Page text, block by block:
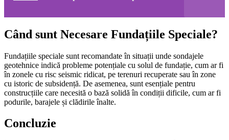
Când sunt Necesare Fundațiile Speciale?
Fundațiile speciale sunt recomandate în situații unde sondajele
geotehnice indică probleme potențiale cu solul de fundație, cum ar fi
în zonele cu risc seismic ridicat, pe terenuri recuperate sau în zone
cu istoric de subsidență. De asemenea, sunt esențiale pentru
construcțiile care necesită o bază solidă în condiții dificile, cum ar fi
podurile, barajele și clădirile înalte.
Concluzie